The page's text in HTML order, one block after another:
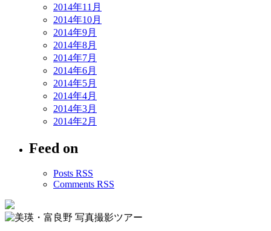
2014年11月
2014年10月
2014年9月
2014年8月
2014年7月
2014年6月
2014年5月
2014年4月
2014年3月
2014年2月
Feed on
Posts RSS
Comments RSS